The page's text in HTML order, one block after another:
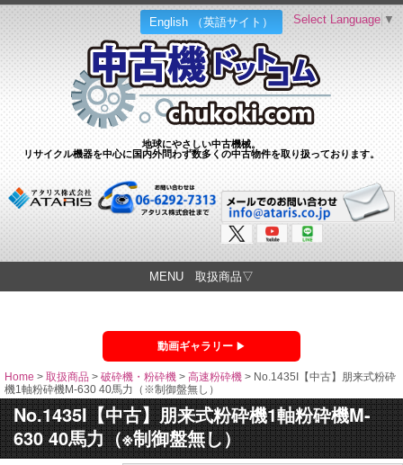
English （英語サイト）
地球にやさしい中古機械。
リサイクル機器を中心に国内外問わず数多くの中古物件を取り扱っております。
Select Language ▼
MENU 取扱商品▽
動画ギャラリー
Home > 取扱商品 > 破砕機・粉砕機 > 高速粉砕機 > No.1435I【中古】朋来式粉砕
機1軸粉砕機M-630 40馬力（※制御盤無し）
No.1435I【中古】朋来式粉砕機1軸粉砕機M-
630 40馬力（※制御盤無し）